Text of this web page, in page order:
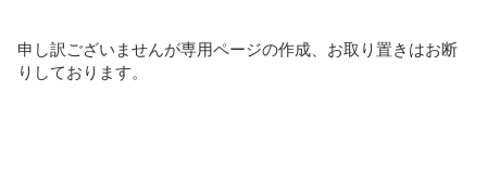
申し訳ございませんが専用ページの作成、お取り置きはお断
りしております。